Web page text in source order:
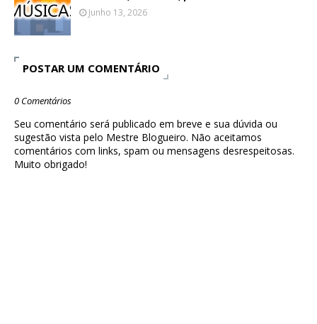
Junho 13, 2026
POSTAR UM COMENTÁRIO
0 Comentários
Seu comentário será publicado em breve e sua dúvida ou
sugestão vista pelo Mestre Blogueiro. Não aceitamos
comentários com links, spam ou mensagens desrespeitosas.
Muito obrigado!